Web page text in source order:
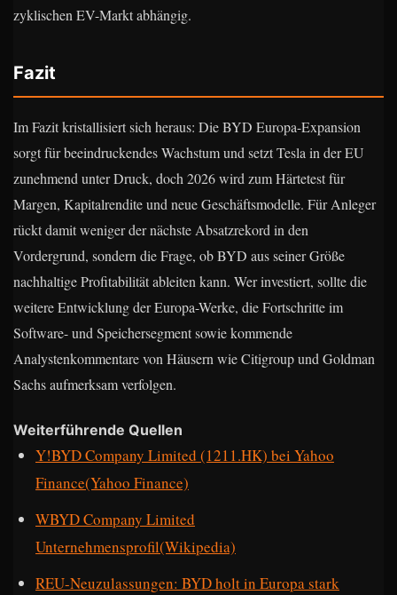
zyklischen EV-Markt abhängig.
Fazit
Im Fazit kristallisiert sich heraus: Die BYD Europa-Expansion
sorgt für beeindruckendes Wachstum und setzt Tesla in der EU
zunehmend unter Druck, doch 2026 wird zum Härtetest für
Margen, Kapitalrendite und neue Geschäftsmodelle. Für Anleger
rückt damit weniger der nächste Absatzrekord in den
Vordergrund, sondern die Frage, ob BYD aus seiner Größe
nachhaltige Profitabilität ableiten kann. Wer investiert, sollte die
weitere Entwicklung der Europa-Werke, die Fortschritte im
Software- und Speichersegment sowie kommende
Analystenkommentare von Häusern wie Citigroup und Goldman
Sachs aufmerksam verfolgen.
Weiterführende Quellen
Y!BYD Company Limited (1211.HK) bei Yahoo
Finance(Yahoo Finance)
WBYD Company Limited
Unternehmensprofil(Wikipedia)
REU-Neuzulassungen: BYD holt in Europa stark